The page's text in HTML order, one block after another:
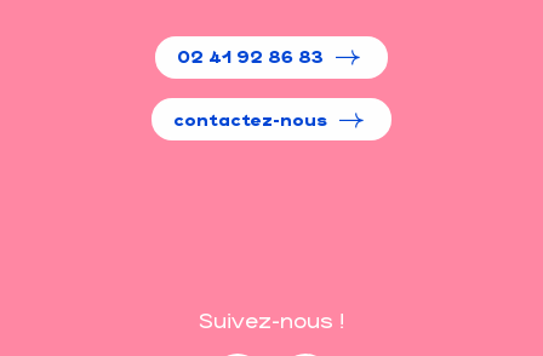
02 41 92 86 83
contactez-nous
Suivez-nous !